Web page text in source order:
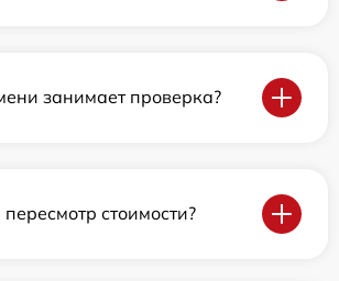
занимает проверка?
стоимости?